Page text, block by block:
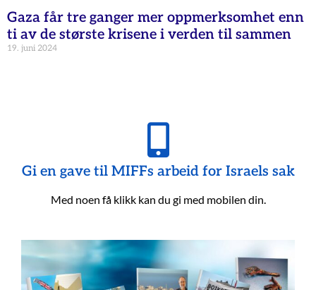
Gaza får tre ganger mer oppmerksomhet enn
ti av de største krisene i verden til sammen
19. juni 2024
Gi en gave til MIFFs arbeid for Israels sak
Med noen få klikk kan du gi med mobilen din.